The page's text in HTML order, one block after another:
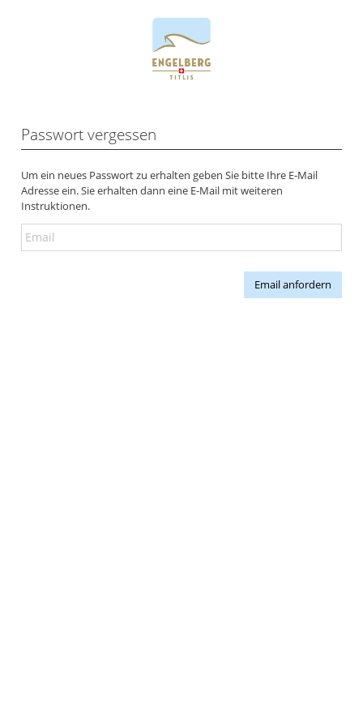
Passwort vergessen
Um ein neues Passwort zu erhalten geben Sie bitte Ihre E-Mail
Adresse ein. Sie erhalten dann eine E-Mail mit weiteren
Instruktionen.
Email anfordern